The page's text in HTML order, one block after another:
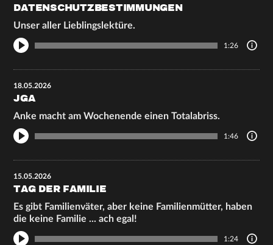
DATENSCHUTZBESTIMMUNGEN
Unser aller Lieblingslektüre.
1:26
18.05.2026
JGA
Anke macht am Wochenende einen Totalabriss.
1:46
15.05.2026
TAG DER FAMILIE
Es gibt Familienväter, aber keine Familienmütter, haben
die keine Familie ... ach egal!
1:24